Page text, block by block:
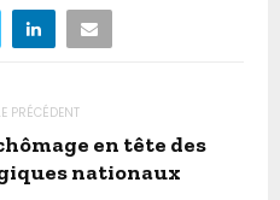
PRÉCÉDENT
en tête des
nationaux